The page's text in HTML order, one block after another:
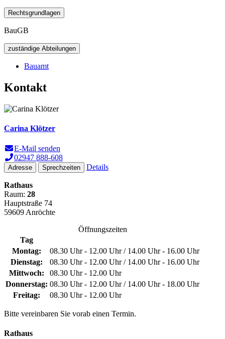
Rechtsgrundlagen
BauGB
zuständige Abteilungen
Bauamt
Kontakt
Carina Klötzer
E-Mail senden
02947 888-608
Adresse Sprechzeiten Details
Rathaus
Raum: 28
Hauptstraße 74
59609 Anröchte
Öffnungszeiten
Tag
Montag:
08.30 Uhr - 12.00 Uhr / 14.00 Uhr - 16.00 Uhr
Dienstag:
08.30 Uhr - 12.00 Uhr / 14.00 Uhr - 16.00 Uhr
Mittwoch:
08.30 Uhr - 12.00 Uhr
Donnerstag: 08.30 Uhr - 12.00 Uhr / 14.00 Uhr - 18.00 Uhr
Freitag:
08.30 Uhr - 12.00 Uhr
Bitte vereinbaren Sie vorab einen Termin.
Rathaus